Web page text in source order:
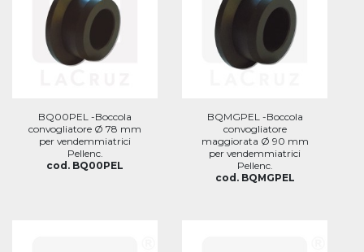
BQ00PEL -Boccola
convogliatore Ø 78 mm
per vendemmiatrici
Pellenc.
cod. BQ00PEL
BQMGPEL -Boccola
convogliatore
maggiorata Ø 90 mm
per vendemmiatrici
Pellenc.
cod. BQMGPEL